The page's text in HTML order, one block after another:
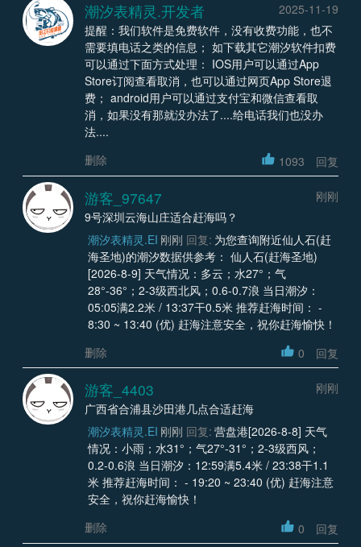
潮汐表精灵.开发者
2025-11-19
提醒：我们软件是免费软件，没有收费功能，也不
需要填电话之类的信息； 如下载其它潮汐软件扣费
可以通过下面方式处理： IOS用户可以通过App
Store订阅查看取消，也可以通过网页App Store退
费； android用户可以通过支付宝和微信查看取
消，如果没有那就没办法了....给电话我们也没办
法....
删除
1093 回复
游客_97647
刚刚
9号深圳云海山庄适合赶海吗？
潮汐表精灵.EI 刚刚 回复: 为您查询附近仙人石(赶
海圣地)的潮汐数据供参考： 仙人石(赶海圣地)
[2026-8-9] 天气情况：多云；水27°；气
28°-36°；2-3级西北风；0.6-0.7浪 当日潮汐：
05:05满2.2米 / 13:37干0.5米 推荐赶海时间： -
8:30 ~ 13:40 (优) 赶海注意安全，祝你赶海愉快！
删除
0 回复
游客_4403
刚刚
广西省合浦县沙田港几点合适赶海
潮汐表精灵.EI 刚刚 回复: 营盘港[2026-8-8] 天气
情况：小雨；水31°；气27°-31°；2-3级西风；
0.2-0.6浪 当日潮汐：12:59满5.4米 / 23:38干1.1
米 推荐赶海时间： - 19:20 ~ 23:40 (优) 赶海注意
安全，祝你赶海愉快！
删除
0 回复